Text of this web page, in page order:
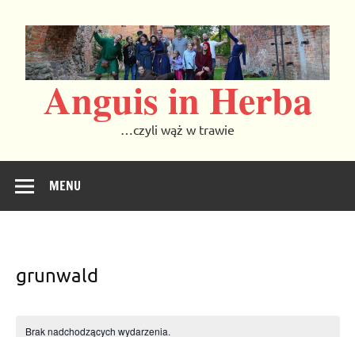
content
Anguis in Herba
…czyli wąż w trawie
MENU
grunwald
Brak nadchodzących wydarzenia.